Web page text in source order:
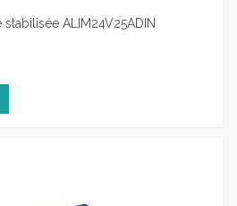
ALIM24V25ADIN